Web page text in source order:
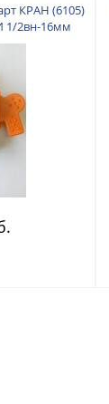
КРАН (6105)
1/2вн-16мм